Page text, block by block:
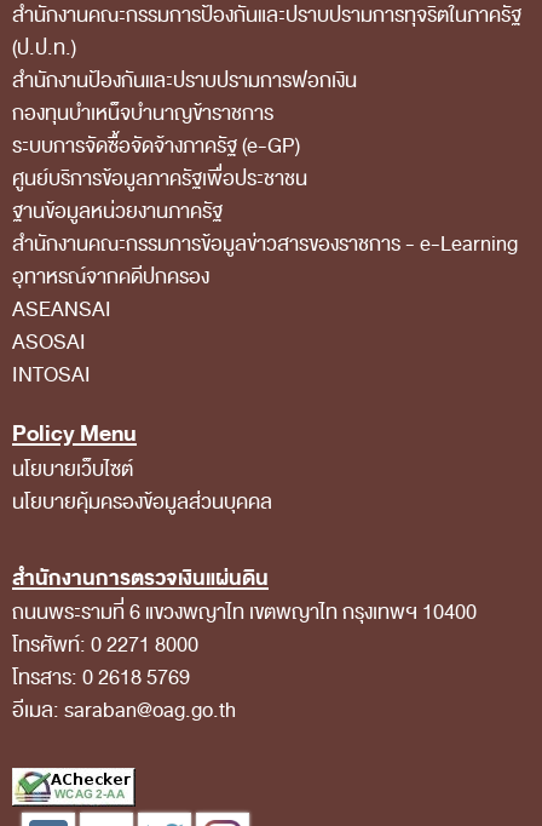
สำนักงานคณะกรรมการป้องกันและปราบปรามการทุจริตในภาครัฐ
(ป.ป.ท.)
สำนักงานป้องกันและปราบปรามการฟอกเงิน
กองทุนบำเหน็จบำนาญข้าราชการ
ระบบการจัดซื้อจัดจ้างภาครัฐ (e-GP)
ศูนย์บริการข้อมูลภาครัฐเพื่อประชาชน
ฐานข้อมูลหน่วยงานภาครัฐ
สํานักงานคณะกรรมการข้อมูลข่าวสารของราชการ - e-Learning
อุทาหรณ์จากคดีปกครอง
ASEANSAI
ASOSAI
INTOSAI
Policy Menu
นโยบายเว็บไซต์
นโยบายคุ้มครองข้อมูลส่วนบุคคล
สำนักงานการตรวจเงินแผ่นดิน
ถนนพระรามที่ 6 แขวงพญาไท เขตพญาไท กรุงเทพฯ 10400
โทรศัพท์: 0 2271 8000
โทรสาร: 0 2618 5769
อีเมล: saraban@oag.go.th